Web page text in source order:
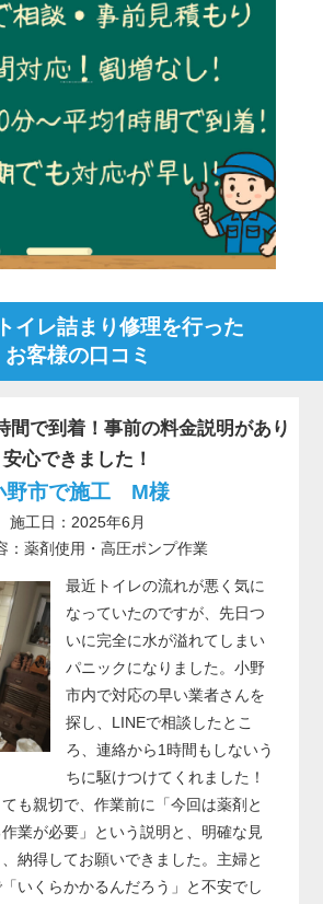
イレ詰まり修理を行った
お客様の口コミ
間で到着！事前の料金説明があり
安心できました！
野市で施工 M様
施工日：2025年6月
：薬剤使用・高圧ポンプ作業
最近トイレの流れが悪く気に
なっていたのですが、先日つ
いに完全に水が溢れてしまい
パニックになりました。小野
市内で対応の早い業者さんを
探し、LINEで相談したとこ
ろ、連絡から1時間もしないう
ちに駆けつけてくれました！
も親切で、作業前に「今回は薬剤と
業が必要」という説明と、明確な見
納得してお願いできました。主婦と
いくらかかるんだろう」と不安でし